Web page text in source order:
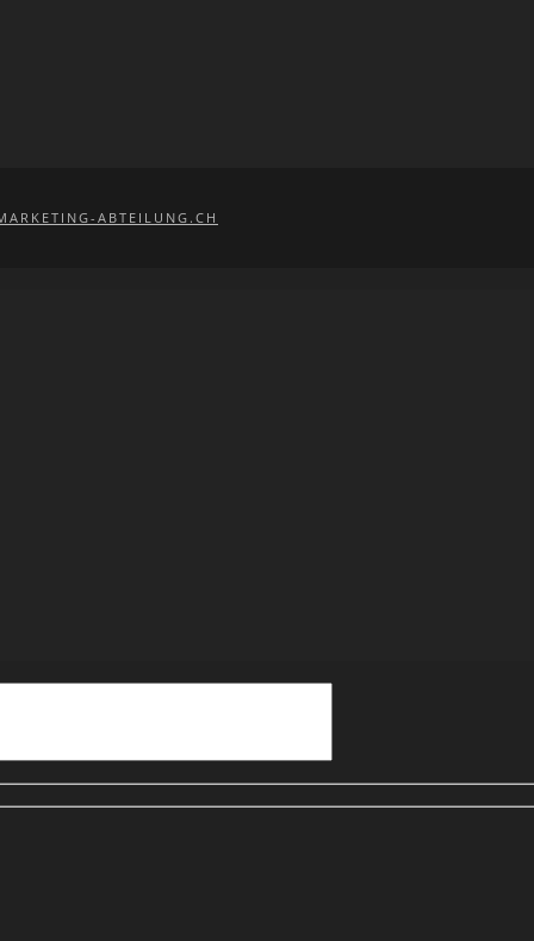
ABTEILUNG.CH